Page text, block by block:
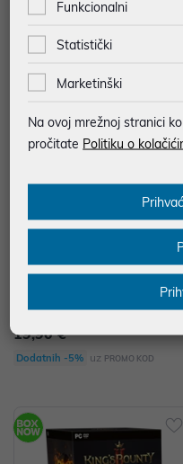
24,90 €
Dodatnih -5% uz
PC igra TT Isle of Man P/N:
19,90 €
Dodatnih -5% uz PROMO KOD
Funkcionalni
Statistički
Marketinški
Na ovoj mrežnoj stranici
pročitate Politiku o